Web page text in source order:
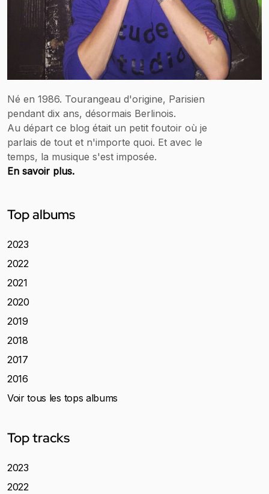
Né en 1986. Tourangeau d'origine, Parisien
pendant dix ans, désormais Berlinois.
Au départ ce blog était un petit foutoir où je
parlais de tout et n'importe quoi. Et avec le
temps, la musique s'est imposée.
En savoir plus.
Top albums
2023
2022
2021
2020
2019
2018
2017
2016
Voir tous les tops albums
Top tracks
2023
2022